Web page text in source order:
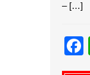
– […]